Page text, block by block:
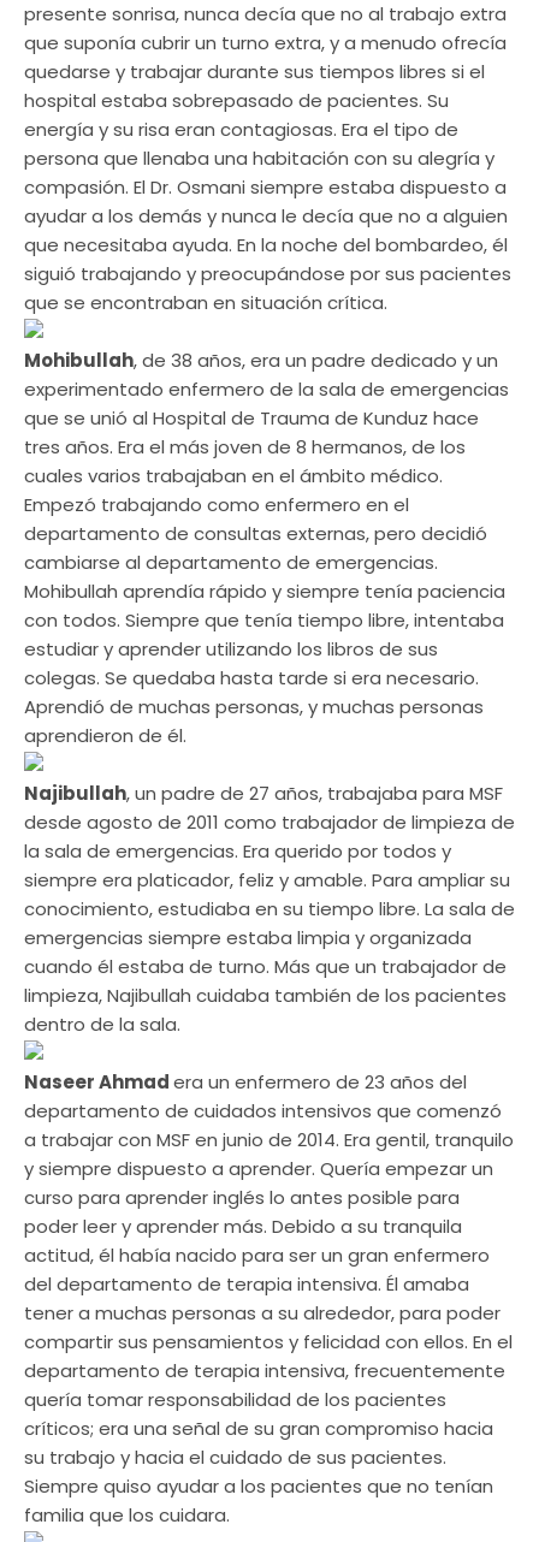
presente sonrisa, nunca decía que no al trabajo extra
que suponía cubrir un turno extra, y a menudo ofrecía
quedarse y trabajar durante sus tiempos libres si el
hospital estaba sobrepasado de pacientes. Su
energía y su risa eran contagiosas. Era el tipo de
persona que llenaba una habitación con su alegría y
compasión. El Dr. Osmani siempre estaba dispuesto a
ayudar a los demás y nunca le decía que no a alguien
que necesitaba ayuda. En la noche del bombardeo, él
siguió trabajando y preocupándose por sus pacientes
que se encontraban en situación crítica.
Mohibullah, de 38 años, era un padre dedicado y un
experimentado enfermero de la sala de emergencias
que se unió al Hospital de Trauma de Kunduz hace
tres años. Era el más joven de 8 hermanos, de los
cuales varios trabajaban en el ámbito médico.
Empezó trabajando como enfermero en el
departamento de consultas externas, pero decidió
cambiarse al departamento de emergencias.
Mohibullah aprendía rápido y siempre tenía paciencia
con todos. Siempre que tenía tiempo libre, intentaba
estudiar y aprender utilizando los libros de sus
colegas. Se quedaba hasta tarde si era necesario.
Aprendió de muchas personas, y muchas personas
aprendieron de él.
Najibullah, un padre de 27 años, trabajaba para MSF
desde agosto de 2011 como trabajador de limpieza de
la sala de emergencias. Era querido por todos y
siempre era platicador, feliz y amable. Para ampliar su
conocimiento, estudiaba en su tiempo libre. La sala de
emergencias siempre estaba limpia y organizada
cuando él estaba de turno. Más que un trabajador de
limpieza, Najibullah cuidaba también de los pacientes
dentro de la sala.
Naseer Ahmadera un enfermero de 23 años del
departamento de cuidados intensivos que comenzó
a trabajar con MSF en junio de 2014. Era gentil, tranquilo
y siempre dispuesto a aprender. Quería empezar un
curso para aprender inglés lo antes posible para
poder leer y aprender más. Debido a su tranquila
actitud, él había nacido para ser un gran enfermero
del departamento de terapia intensiva. Él amaba
tener a muchas personas a su alrededor, para poder
compartir sus pensamientos y felicidad con ellos. En el
departamento de terapia intensiva, frecuentemente
quería tomar responsabilidad de los pacientes
críticos; era una señal de su gran compromiso hacia
su trabajo y hacia el cuidado de sus pacientes.
Siempre quiso ayudar a los pacientes que no tenían
familia que los cuidara.